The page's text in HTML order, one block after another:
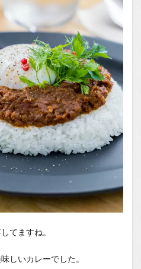
てますね。
しいカレーでした。